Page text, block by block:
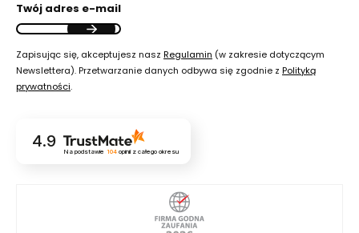
Twój adres e-mail
Zapisując się, akceptujesz nasz Regulamin (w zakresie dotyczącym
Newslettera). Przetwarzanie danych odbywa się zgodnie z Polityką
prywatności.
4.9
Na podstawie 104opinii z całego okresu